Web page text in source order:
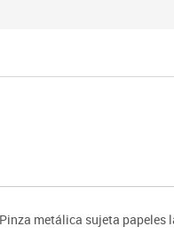
metálica sujeta papeles